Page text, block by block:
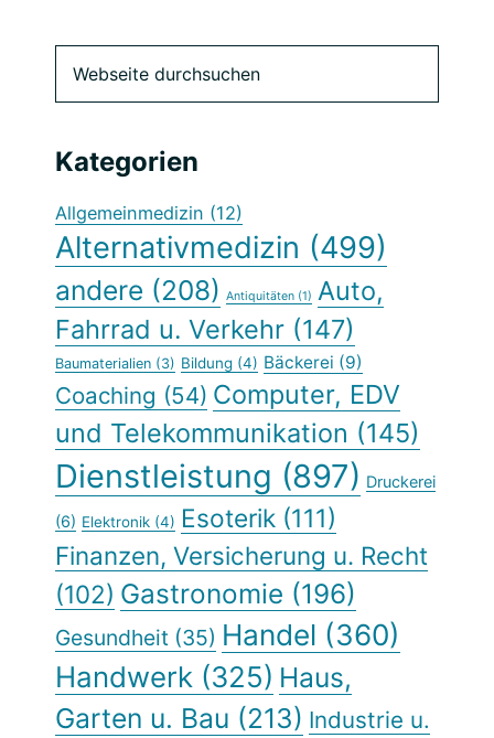
Seitenspalte
durchsuchen
Kategorien
Allgemeinmedizin (12)
Alternativmedizin (499)
andere (208) Antiquitäten (1) Auto,
Fahrrad u. Verkehr (147)
Baumaterialien (3) Bildung (4) Bäckerei (9)
Coaching (54) Computer, EDV
und Telekommunikation (145)
Dienstleistung (897) Druckerei
(6) Elektronik (4) Esoterik (111)
Finanzen, Versicherung u. Recht
(102) Gastronomie (196)
Gesundheit (35) Handel (360)
Handwerk (325) Haus,
Garten u. Bau (213) Industrie u.